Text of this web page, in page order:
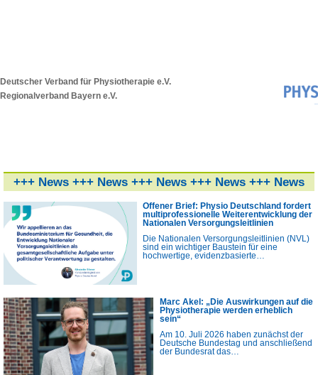
Deutscher Verband für Physiotherapie e.V.
Regionalverband Bayern e.V.
+++ News +++ News +++ News +++ News +++ News
+++ News +++
Offener Brief: Physio Deutschland fordert
multiprofessionelle Weiterentwicklung der
Nationalen Versorgungsleitlinien
Die Nationalen Versorgungsleitlinien (NVL)
sind ein wichtiger Baustein für eine
hochwertige, evidenzbasierte…
Marc Akel: „Die Auswirkungen auf die
Physiotherapie werden erheblich
sein“
Am 10. Juli 2026 haben zunächst der
Deutsche Bundestag und anschließend
der Bundesrat das…